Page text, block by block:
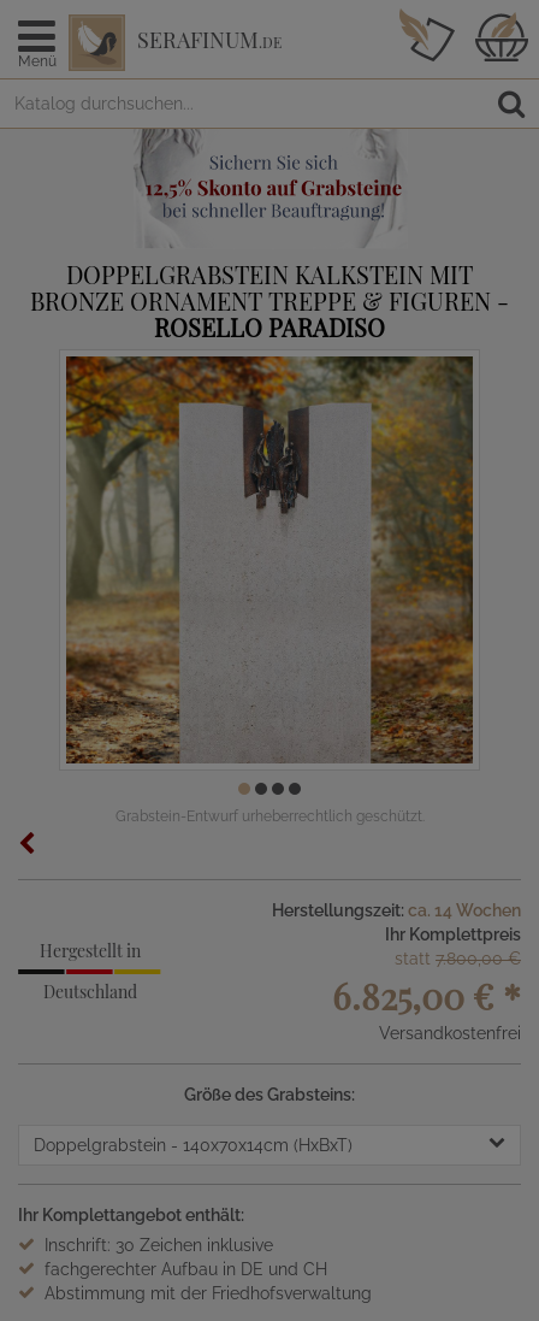
Menü
SERAFINUM.DE
DOPPELGRABSTEIN KALKSTEIN MIT
BRONZE ORNAMENT TREPPE & FIGUREN -
ROSELLO PARADISO
Grabstein-Entwurf urheberrechtlich geschützt.
Hergestellt in
Deutschland
Herstellungszeit: ca. 14 Wochen
Ihr Komplettpreis
statt 7.800,00 €
6.825,00 € *
Versandkostenfrei
Größe des Grabsteins:
Doppelgrabstein - 140x70x14cm (HxBxT)
Ihr Komplettangebot enthält:
Inschrift: 30 Zeichen inklusive
fachgerechter Aufbau in DE und CH
Abstimmung mit der Friedhofsverwaltung